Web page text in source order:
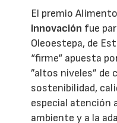
El premio
innovación fue
Oleoestepa, de
“firme“ apuesta
”altos niveles” de
sostenibilidad,
especial atención
ambiente y a la